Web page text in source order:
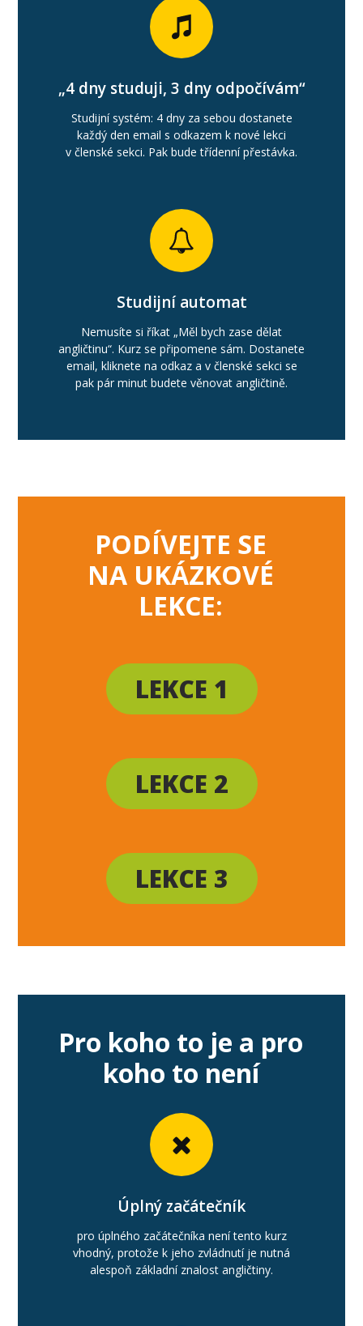
„4 dny studuji, 3 dny odpočívám“
Studijní systém: 4 dny za sebou dostanete
každý den email s odkazem k nové lekci
v členské sekci. Pak bude třídenní přestávka.
Studijní automat
Nemusíte si říkat „Měl bych zase dělat
angličtinu“. Kurz se připomene sám. Dostanete
email, kliknete na odkaz a v členské sekci se
pak pár minut budete věnovat angličtině.
PODÍVEJTE SE
NA UKÁZKOVÉ
LEKCE:
LEKCE 1
LEKCE 2
LEKCE 3
Pro koho to je a pro
koho to není
Úplný začátečník
pro úplného začátečníka není tento kurz
vhodný, protože k jeho zvládnutí je nutná
alespoň základní znalost angličtiny.